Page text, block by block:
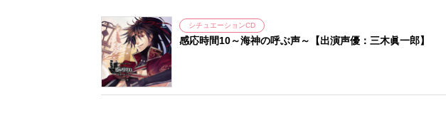
シチュエーションCD
感応時間10～海神の呼ぶ声～【出演声優：三木眞一郎】